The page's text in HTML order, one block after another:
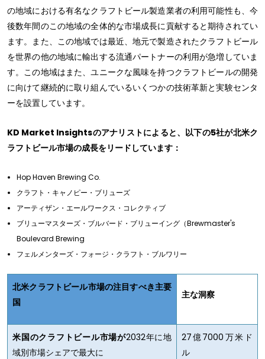
の地域における有名なクラフトビール製造業者の利用可能性も、今
後数年間のこの地域の全体的な市場成長に貢献すると期待されてい
ます。また、この地域では最近、地元で製造されたクラフトビール
を世界の他の地域に輸出する流通パートナーの利用が急増していま
す。この地域はまた、ユニークな風味を持つクラフトビールの開発
に向けて継続的に取り組んでいるいくつかの技術革新と実験センタ
ーを設置しています。
KD Market Insightsのアナリストによると、以下の5社が北米ク
ラフトビール市場の成長をリードしています：
Hop Haven Brewing Co.
クラフト・キャノピー・ブリューズ
アーティザン・エールワークス・コレクティブ
ブリューマスターズ・ブルバード・ブリューイング（Brewmaster's
Boulevard Brewing
フェルメンターズ・フォージ・クラフト・ブルワリー
北米クラフトビール市場の注目すべき主要
国
主な洞察
米国のクラフトビール市場が2032年に地
域別市場シェアで最大に
27億7000万米ド
ル